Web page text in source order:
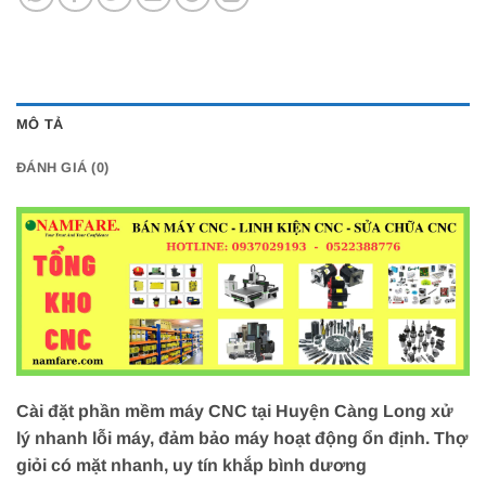
MÔ TẢ
ĐÁNH GIÁ (0)
Cài đặt phần mềm máy CNC tại Huyện Càng Long xử
lý nhanh lỗi máy, đảm bảo máy hoạt động ổn định. Thợ
giỏi có mặt nhanh, uy tín khắp bình dương